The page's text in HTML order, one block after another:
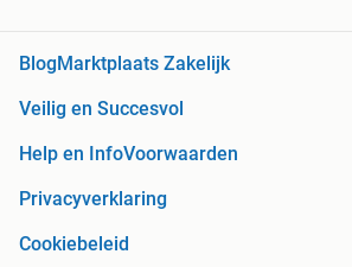
Blog Marktplaats Zakelijk
Veilig en Succesvol
Help en InfoVoorwaarden
Privacyverklaring
Cookiebeleid